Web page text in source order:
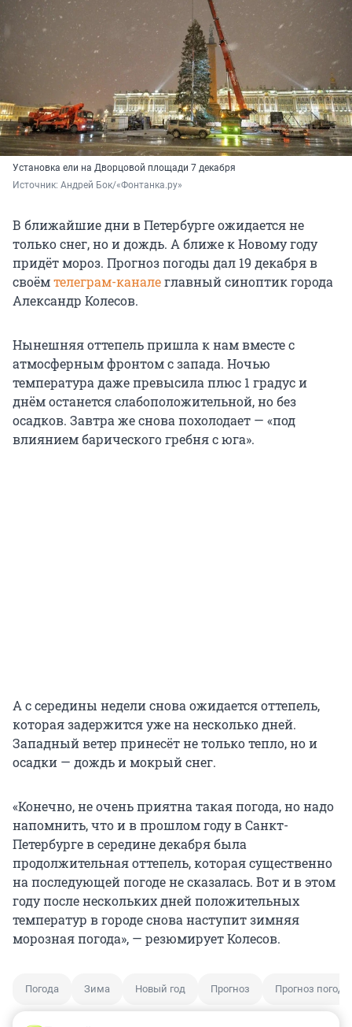
Установка ели на Дворцовой площади 7 декабря
Источник: Андрей Бок/«Фонтанка.ру»
В ближайшие дни в Петербурге ожидается не
только снег, но и дождь. А ближе к Новому году
придёт мороз. Прогноз погоды дал 19 декабря в
своёмтелеграм-каналеглавный синоптик города
Александр Колесов.
Нынешняя оттепель пришла к нам вместе с
атмосферным фронтом с запада. Ночью
температура даже превысила плюс 1 градус и
днём останется слабоположительной, но без
осадков. Завтра же снова похолодает — «под
влиянием барического гребня с юга».
А с середины недели снова ожидается оттепель,
которая задержится уже на несколько дней.
Западный ветер принесёт не только тепло, но и
осадки — дождь и мокрый снег.
«Конечно, не очень приятна такая погода, но надо
напомнить, что и в прошлом году в Санкт-
Петербурге в середине декабря была
продолжительная оттепель, которая существенно
на последующей погоде не сказалась. Вот и в этом
году после нескольких дней положительных
температур в городе снова наступит зимняя
морозная погода», — резюмирует Колесов.
Погода Зима Новый год Прогноз Прогноз погоды